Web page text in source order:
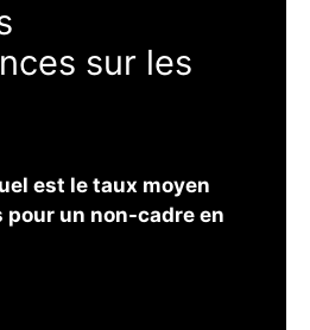
sur les
est le taux moyen
un non-cadre en